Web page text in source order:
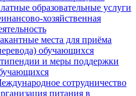
образовательные услуги
хозяйственная
места для приёма
обучающихся
и меры поддержки
сотрудничество
питания в